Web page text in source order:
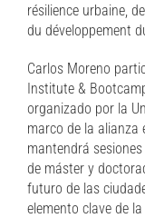
résilience urbaine,
du développement
Carlos Moreno
Institute &
organizado por la
marco de la alianza
mantendrá
de máster y
futuro de las
elemento clave de